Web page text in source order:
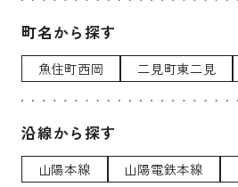
町名から探す
魚住町西岡 二見町東二見
沿線から探す
山陽本線 山陽電鉄本線